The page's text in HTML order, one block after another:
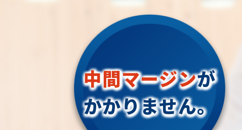
の木、桜、ゴールドクレスト、アオハ
ダ、いちじく、椰子の木、ゴールデン
アカシア、紅葉、シマトネリコ、グレ
ープフルーツの木、カツラの木、柿、
みかん、グミ、エゴノキ、ハナミズ
キ、ジューンベリー、ヤマボウシ、カ
イズカ、花梨、クロガネモチ、ベニカ
ナメ、サザンカ、ホルトノキ、つつ
じ、コデマリ"
などがないため、一貫した美
を維持することができます。
季節に関係ない使用:
人工芝は雨や寒さに強く、
に左右されずに利用できます
もったり、雨が降ったりして
に元の美しい状態に戻ります。
祖】長野県青木村
地域密着で伐採・抜根・剪定
などのお庭のこと、造園・植
探しなら当社にご相談くださ
当社では造園工事はもちろ
外構工事やエクステリア工事
で一気通貫で行っております。
見積もりは無料ですので、お
なら当社にお気軽にご連絡
お庭や木に関するお悩みに
中間マージンが
かかりません。